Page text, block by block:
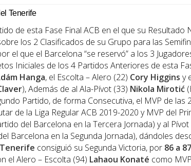
Tenerife
de esta Fase Final ACB en el que su Resultado
los 2 Clasificados de su Grupo para las
el que el Barcelona “se reservó” a los 3
Iniciales de los 4 Partidos Anteriores de esta
Hanga, el Escolta – Alero (22) Cory Higgins y
), Además de al Ala-Pívot (33) Nikola Mirotić
Partido, de forma Consecutiva, el MVP de las
de la Liga Regular ACB 2019-2020 y MVP del
del Barcelona en la Tercera Jornada) y al Pívot
Barcelona en la Segunda Jornada), dándoles
Tenerife consiguió su Segunda Victoria, por 86 a 87
el Alero – Escolta (94) Lahaou Konaté como